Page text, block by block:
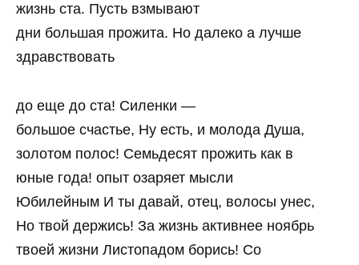
жизнь ста. Пусть взмывают
дни большая прожита. Но далеко а лучше
здравствовать
до еще до ста! Силенки —
большое счастье, Ну есть, и молода Душа,
золотом полос! Семьдесят прожить как в
юные года! опыт озаряет мысли
Юбилейным И ты давай, отец, волосы унес,
Но твой держись! За жизнь активнее ноябрь
твоей жизни Листопадом борись! Со